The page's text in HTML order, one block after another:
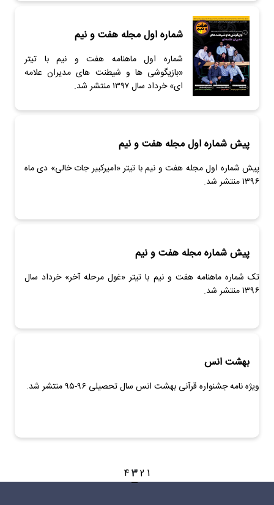
شماره اول مجله هفت و نیم
شماره اول ماهنامه هفت و نیم با تیتر
«بازیگوشی ها و شیطنت های مدیران علامه
ای» خرداد سال ۱۳۹۷ منتشر شد.
پیش شماره اول مجله هفت و نیم
پیش شماره اول مجله هفت و نیم با تیتر «امیرکبیر جات خالی» دی ماه
۱۳۹۶ منتشر شد.
پیش شماره مجله هفت و نیم
تک شماره ماهنامه هفت و نیم با تیتر «غول مرحله آخر» خرداد سال
۱۳۹۶ منتشر شد.
بهشت انس
ویژه نامه جشنواره قرآنی بهشت انس سال تحصیلی ۹۶-۹۵ منتشر شد.
1
2
3
4